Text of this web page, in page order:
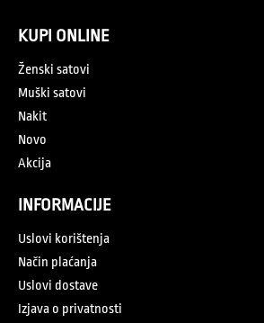
KUPI ONLINE
Ženski satovi
Muški satovi
Nakit
Novo
Akcija
INFORMACIJE
Uslovi korištenja
Način plaćanja
Uslovi dostave
Izjava o privatnosti